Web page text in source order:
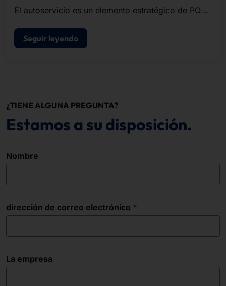
El autoservicio es un elemento estratégico de POS
Seguir leyendo
¿TIENE ALGUNA PREGUNTA?
Estamos a su disposición.
Nombre
dirección de correo electrónico
La empresa